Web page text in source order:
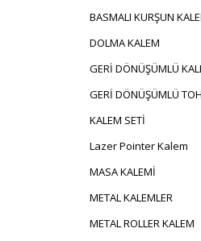
BASMALI KURŞUN
DOLMA KALEM
GERİ DÖNÜŞÜMLÜ
GERİ DÖNÜŞÜMLÜ
KALEM SETİ
Lazer Pointer Kalem
MASA KALEMİ
METAL KALEMLER
METAL ROLLER KALEM